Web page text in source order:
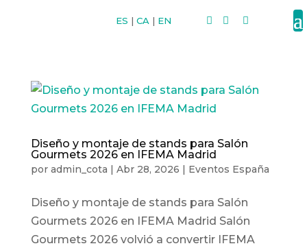
  
ES | CA | EN
Diseño y montaje de stands para Salón
Gourmets 2026 en IFEMA Madrid
por admin_cota | Abr 28, 2026 | Eventos España
Diseño y montaje de stands para Salón
Gourmets 2026 en IFEMA Madrid Salón
Gourmets 2026 volvió a convertir IFEMA